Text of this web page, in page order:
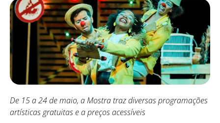
De 15 a 24 de maio, a Mostra traz diversas programações
artísticas gratuitas e a preços acessíveis